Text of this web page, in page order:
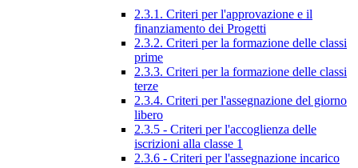
2.3.1. Criteri per l'approvazione e il
finanziamento dei Progetti
2.3.2. Criteri per la formazione delle classi
prime
2.3.3. Criteri per la formazione delle classi
terze
2.3.4. Criteri per l'assegnazione del giorno
libero
2.3.5 - Criteri per l'accoglienza delle
iscrizioni alla classe 1
2.3.6 - Criteri per l'assegnazione incarico